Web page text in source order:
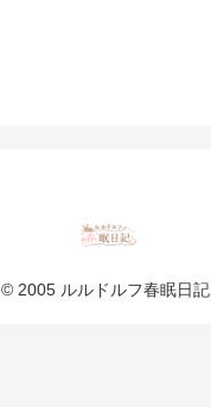
© 2005 ルルドルフ春眠日記.